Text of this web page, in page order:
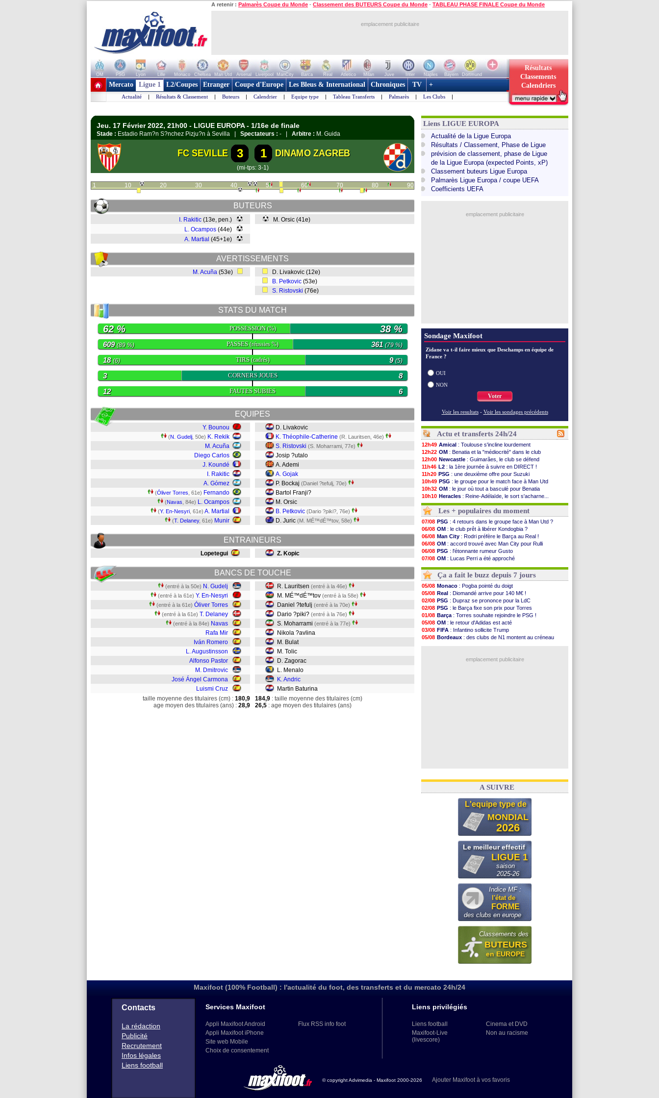
A retenir : Palmarès Coupe du Monde - Classement des BUTEURS Coupe du Monde - TABLEAU PHASE FINALE Coupe du Monde
emplacement publicitaire
OM PSG Lyon Lille Monaco Chelsea Man Utd Arsenal Liverpool ManCity Barca Real Atletico Milan Juve Inter Naples Bayern
Dortmund
+ de clubs
Résultats
Classements
Calendriers
Mercato Ligue 1 L2/Coupes Etranger Coupe d'Europe Les Bleus & International Chroniques TV +
Actualité | Résultats & Classement | Buteurs | Calendrier | Equipe type | Tableau Transferts | Palmarès | Les Clubs |
Jeu. 17 Février 2022, 21h00 - LIGUE EUROPA - 1/16e de finale
Stade : Estadio Ram?n S?nchez Pizju?n à Sevilla | Spectateurs : - | Arbitre : M. Guida
FC SEVILLE 3 1 DINAMO ZAGREB
(mi-tps: 3-1)
1 10 20 30 40 50 60 70 80 90
BUTEURS
I. Rakitic (13e, pen.)
L. Ocampos (44e)
A. Martial (45+1e)
M. Orsic (41e)
AVERTISSEMENTS
M. Acuña (53e)
D. Livakovic (12e)
B. Petkovic (53e)
S. Ristovski (76e)
STATS DU MATCH
POSSESSION(%)
62 % 38 %
PASSES(réussies %)
609(89 %) 361 (79 %)
TIRS(cadrés)
18(6) 9(5)
CORNERS JOUES
3 8
FAUTES SUBIES
12 6
EQUIPES
Y. Bounou
(N. Gudelj , 50e) K. Rekik
M. Acuña
Diego Carlos
J. Koundé
I. Rakitic
A. Gómez
(Óliver Torres , 61e) Fernando
(Navas , 84e) L. Ocampos
(Y. En-Nesyri , 61e) A. Martial
(T. Delaney, 61e) Munir
D. Livakovic
K. Théophile-Catherine (R. Lauritsen, 46e)
S. Ristovski (S. Moharrami, 77e)
Josip ?utalo
A. Ademi
A. Gojak
P. Bockaj (Daniel ?tefulj, 70e)
Bartol Franji?
M. Orsic
B. Petkovic (Dario ?piki?, 76e)
D. Juric (M. MÉ™dÉ™tov, 58e)
ENTRAINEURS
Lopetegui Z. Kopic
BANCS DE TOUCHE
(entré à la 50e) N. Gudelj
(entré à la 61e) Y. En-Nesyri
(entré à la 61e) Óliver Torres
(entré à la 61e) T. Delaney
(entré à la 84e) Navas
Rafa Mir
Iván Romero
L. Augustinsson
Alfonso Pastor
M. Dmitrovic
José Ángel Carmona
Luismi Cruz
R. Lauritsen (entré à la 46e)
M. MÉ™dÉ™tov (entré à la 58e)
Daniel ?tefulj (entré à la 70e)
Dario ?piki? (entré à la 76e)
S. Moharrami (entré à la 77e)
Nikola ?avlina
M. Bulat
M. Tolic
D. Zagorac
L. Menalo
K. Andric
Martin Baturina
taille moyenne des titulaires (cm) : 180,9
age moyen des titulaires (ans) : 28,9
184,9 : taille moyenne des titulaires (cm)
26,5 : age moyen des titulaires (ans)
Liens LIGUE EUROPA
Actualité de la Ligue Europa
Résultats / Classement, Phase de Ligue
prévision de classement, phase de Ligue
de la Ligue Europa (expected Points, xP)
Classement buteurs Ligue Europa
Palmarès Ligue Europa / coupe UEFA
Coefficients UEFA
emplacement publicitaire
Sondage Maxifoot
Zidane va t-il faire mieux que Deschamps en équipe de
France ?
OUI
NON
Voter
Voir les resultats - Voir les sondages précédents
Actu et transferts 24h/24
12h49 Amical : Toulouse s'incline lourdement
12h22 OM : Benatia et la "médiocrité" dans le club
12h00 Newcastle : Guimarães, le club se défend
11h46 L2 : la 1ère journée à suivre en DIRECT !
11h20 PSG : une deuxième offre pour Suzuki
10h49 PSG : le groupe pour le match face à Man Utd
10h32 OM : le jour où tout a basculé pour Benatia
10h10 Heracles : Reine-Adélaïde, le sort s'acharne...
09h49 Monaco: Mawissa a gravement blessé Uche
09h35
OM: accord avec la Real Sociedad pour Aguerd
09h08 Barça: Araujo va partir en prêt à Liverpool
08h54
OM : Côme pousse pour Gouiri
08h32
Man Utd: le groupe pour défier le PSG
07/08 L3: Caen premier leader
07/08 OM : Højbjerg, son agent maintient le suspense
07/08 OM: Gouiri évoque son avenir
07/08 Leipzig: le transfert d'Asllani tombe à l'eau
07/08 L3: 1ère utilisation du Football Video Support
07/08
OM : Benatia envoie une pique à Longoria
07/08 Villarreal : Al-Ahli veut Pape Gueye
07/08 Lyon : la dernière saison de Fonseca ?
07/08 OM: un nouveau prétendant pour Højbjerg
07/08 Brest : un gardien norvégien en approche ?
07/08 OM: McCourt a versé 120 M€ en 2026
Voir les brèves précédentes
Les + populaires du moment
07/08 PSG : 4 retours dans le groupe face à Man Utd ?
06/08 OM : le club prêt à libérer Kondogbia ?
06/08 Man City : Rodri préfère le Barça au Real !
06/08 OM : accord trouvé avec Man City pour Rulli
06/08 PSG : l'étonnante rumeur Gusto
07/08 OM : Lucas Perri a été approché
06/08
Ouganda: Owori battu à mort à Kampala
Ça a fait le buzz depuis 7 jours
05/08 Monaco : Pogba pointé du doigt
05/08 Real : Diomandé arrive pour 140 M€ !
02/08 PSG : Dupraz se prononce pour la LdC
02/08 PSG : le Barça fixe son prix pour Torres
01/08 Barça : Torres souhaite rejoindre le PSG !
05/08 OM : le retour d'Adidas est acté
03/08 FIFA : Infantino sollicite Trump
05/08 Bordeaux : des clubs de N1 montent au créneau
emplacement publicitaire
A SUIVRE
L'equipe type de
MONDIAL
2026
Le meilleur effectif
LIGUE 1
saison
2025-26
Indice MF :
l'état de
FORME
des clubs en europe
Classements des
BUTEURS
en EUROPE
Maxifoot (100% Football) : l'actualité du foot, des transferts et du mercato 24h/24
Contacts
La rédaction
Publicité
Recrutement
Infos légales
Liens football
Services Maxifoot
Appli Maxifoot Android
Appli Maxifoot iPhone
Site web Mobile
Choix de consentement
Flux RSS info foot
Liens privilégiés
Liens football
Maxifoot-Live
(livescore)
Cinema et DVD
Non au racisme
© copyright Advimedia - Maxifoot 2000-2026 Ajouter Maxifoot à vos favoris